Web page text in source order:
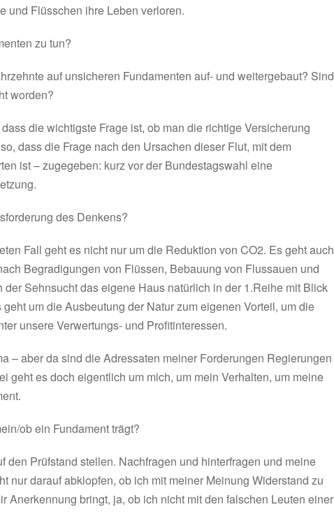
und Flüsschen ihre Leben verloren.
zu tun?
auf unsicheren Fundamenten auf- und weitergebaut? Sind
worden?
die wichtigste Frage ist, ob man die richtige Versicherung
dass die Frage nach den Ursachen dieser Flut, mit dem
ist – zugegeben: kurz vor der Bundestagswahl eine
des Denkens?
Fall geht es nicht nur um die Reduktion von CO2. Es geht auch
Begradigungen von Flüssen, Bebauung von Flussauen und
der Sehnsucht das eigene Haus natürlich in der 1.Reihe mit Blick
um die Ausbeutung der Natur zum eigenen Vorteil, um die
unsere Verwertungs- und Profitinteressen.
– aber da sind die Adressaten meiner Forderungen Regierungen
geht es doch eigentlich um mich, um mein Verhalten, um meine
ob ein Fundament trägt?
den Prüfstand stellen. Nachfragen und hinterfragen und meine
nur darauf abklopfen, ob ich mit meiner Meinung Widerstand zu
Anerkennung bringt, ja, ob ich nicht mit den falschen Leuten einer